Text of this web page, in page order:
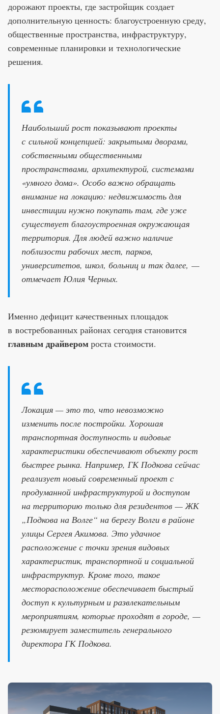
дорожают проекты, где застройщик создает
дополнительную ценность: благоустроенную среду,
общественные пространства, инфраструктуру,
современные планировки и технологические
решения.
Наибольший рост показывают проекты
с сильной концепцией: закрытыми дворами,
собственными общественными
пространствами, архитектурой, системами
«умного дома». Особо важно обращать
внимание на локацию: недвижимость для
инвестиции нужно покупать там, где уже
существует благоустроенная окружающая
территория. Для людей важно наличие
поблизости рабочих мест, парков,
университетов, школ, больниц и так далее, —
отмечает Юлия Черных.
Именно дефицит качественных площадок
в востребованных районах сегодня становится
главным драйвером роста стоимости.
Локация — это то, что невозможно
изменить после постройки. Хорошая
транспортная доступность и видовые
характеристики обеспечивают объекту рост
быстрее рынка. Например, ГК Подкова сейчас
реализует новый современный проект с
продуманной инфраструктурой и доступом
на территорию только для резидентов — ЖК
„Подкова на Волге“ на берегу Волги в районе
улицы Сергея Акимова. Это удачное
расположение с точки зрения видовых
характеристик, транспортной и социальной
инфраструктур. Кроме того, такое
месторасположение обеспечивает быстрый
доступ к культурным и развлекательным
мероприятиям, которые проходят в городе, —
резюмирует заместитель генерального
директора ГК Подкова.